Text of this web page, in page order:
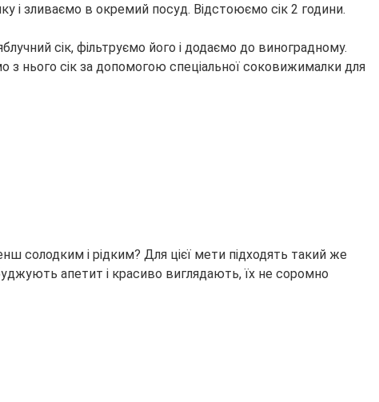
і зливаємо в окремий посуд. Відстоюємо сік 2 години.
сік, фільтруємо його і додаємо до виноградному.
нього сік за допомогою спеціальної соковижималки для
солодким і рідким? Для цієї мети підходять такий же
апетит і красиво виглядають, їх не соромно